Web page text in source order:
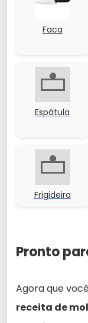
Faca
Espátula
Frigideira
Pronto
Agora que
receita de